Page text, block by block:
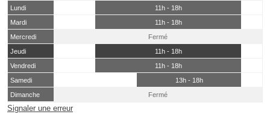
Lundi
11h - 18h
Mardi
11h - 18h
Mercredi
Fermé
Jeudi
11h - 18h
Vendredi
11h - 18h
Samedi
13h - 18h
Dimanche
Fermé
Signaler une erreur